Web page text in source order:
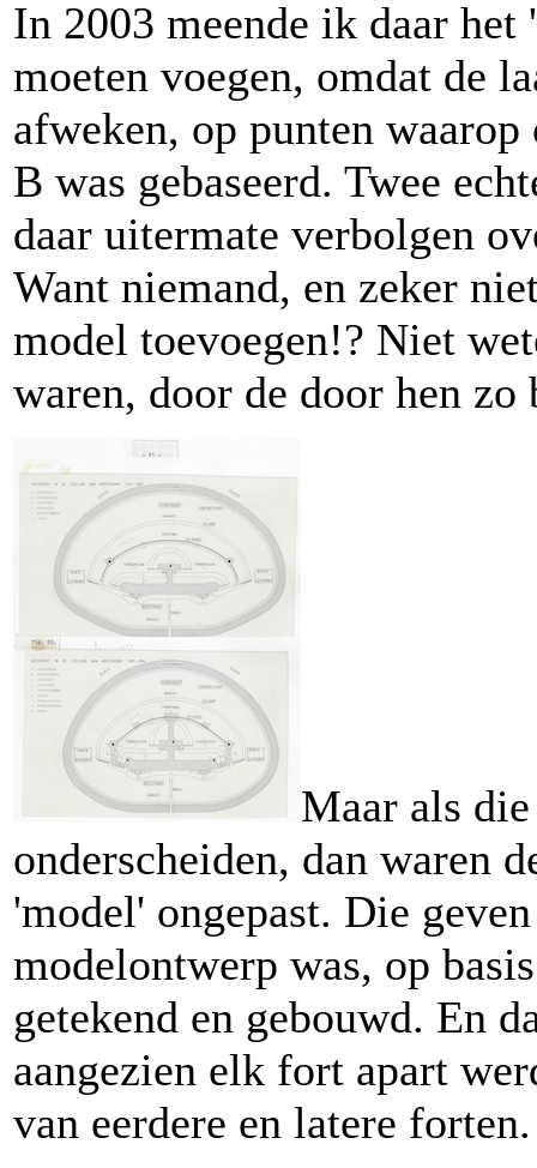
In 2003 meende ik daar het
moeten voegen, omdat de
afweken, op punten
B was gebaseerd. Twee
daar uitermate verbolgen
Want niemand, en zeker
model toevoegen!? Niet
waren, door de door hen
Maar als
onderscheiden, dan waren
'model' ongepast. Die
modelontwerp was, op
getekend en gebouwd. En
aangezien elk fort apart
van eerdere en latere forten.